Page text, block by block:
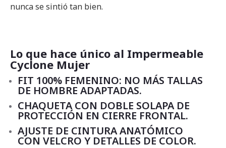
nunca se sintió tan bien.
Lo que hace único al Impermeable
Cyclone Mujer
FIT 100% FEMENINO: NO MÁS TALLAS
DE HOMBRE ADAPTADAS.
CHAQUETA CON DOBLE SOLAPA DE
PROTECCIÓN EN CIERRE FRONTAL.
AJUSTE DE CINTURA ANATÓMICO
CON VELCRO Y DETALLES DE COLOR.